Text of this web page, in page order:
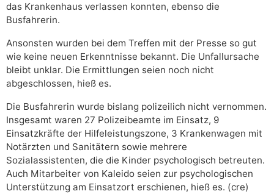
das Krankenhaus verlassen konnten, ebenso die
Busfahrerin.
Ansonsten wurden bei dem Treffen mit der Presse so gut
wie keine neuen Erkenntnisse bekannt. Die Unfallursache
bleibt unklar. Die Ermittlungen seien noch nicht
abgeschlossen, hieß es.
Die Busfahrerin wurde bislang polizeilich nicht vernommen.
Insgesamt waren 27 Polizeibeamte im Einsatz, 9
Einsatzkräfte der Hilfeleistungszone, 3 Krankenwagen mit
Notärzten und Sanitätern sowie mehrere
Sozialassistenten, die die Kinder psychologisch betreuten.
Auch Mitarbeiter von Kaleido seien zur psychologischen
Unterstützung am Einsatzort erschienen, hieß es. (cre)